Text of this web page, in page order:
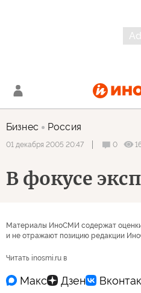
Бизнес Россия
01 декабря 2005 20:47 0
В фокусе
Материалы ИноСМИ содержат
и не отражают позицию редакции
Читать inosmi.ru в